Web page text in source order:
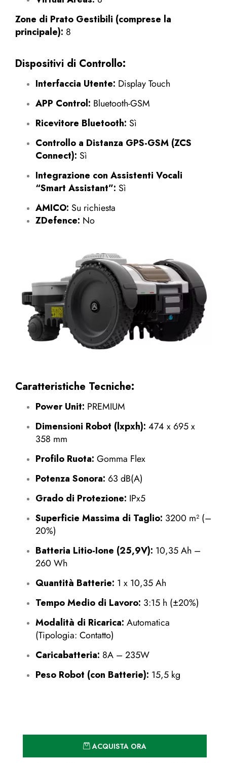
Zone di Prato Gestibili (comprese la
principale): 8
Dispositivi di Controllo:
Interfaccia Utente: Display Touch
APP Control: Bluetooth-GSM
Ricevitore Bluetooth: Sì
Controllo a Distanza GPS-GSM (ZCS
Connect): Sì
Integrazione con Assistenti Vocali
“Smart Assistant”: Sì
AMICO: Su richiesta
ZDefence: No
Caratteristiche Tecniche:
Power Unit: PREMIUM
Dimensioni Robot (lxpxh): 474 x 695 x
358 mm
Profilo Ruota: Gomma Flex
Potenza Sonora: 63 dB(A)
Grado di Protezione: IPx5
Superficie Massima di Taglio: 3200 m² (–
20%)
Batteria Litio-Ione (25,9V): 10,35 Ah –
260 Wh
Quantità Batterie: 1 x 10,35 Ah
Tempo Medio di Lavoro: 3:15 h (±20%)
Modalità di Ricarica: Automatica
(Tipologia: Contatto)
Caricabatteria: 8A – 235W
Peso Robot (con Batterie): 15,5 kg
ACQUISTA ORA